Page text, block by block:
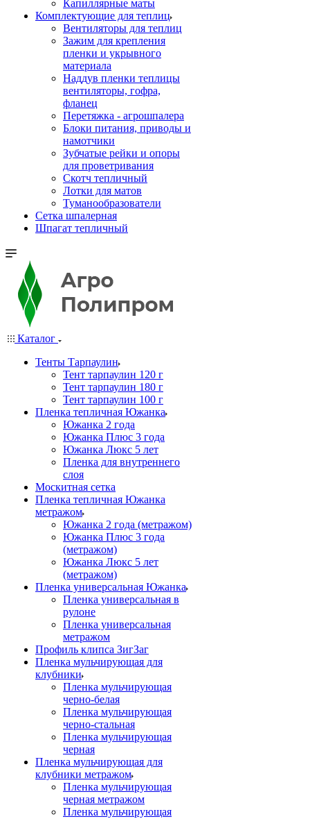
Капиллярные маты
Комплектующие для теплиц
Вентиляторы для теплиц
Зажим для крепления
пленки и укрывного
материала
Наддув пленки теплицы
вентиляторы, гофра,
фланец
Перетяжка - агрошпалера
Блоки питания, приводы и
намотчики
Зубчатые рейки и опоры
для проветривания
Скотч тепличный
Лотки для матов
Туманообразователи
Сетка шпалерная
Шпагат тепличный
Каталог
Тенты Тарпаулин
Тент тарпаулин 120 г
Тент тарпаулин 180 г
Тент тарпаулин 100 г
Пленка тепличная Южанка
Южанка 2 года
Южанка Плюс 3 года
Южанка Люкс 5 лет
Пленка для внутреннего
слоя
Москитная сетка
Пленка тепличная Южанка
метражом
Южанка 2 года (метражом)
Южанка Плюс 3 года
(метражом)
Южанка Люкс 5 лет
(метражом)
Пленка универсальная Южанка
Пленка универсальная в
рулоне
Пленка универсальная
метражом
Профиль клипса ЗигЗаг
Пленка мульчирующая для
клубники
Пленка мульчирующая
черно-белая
Пленка мульчирующая
черно-стальная
Пленка мульчирующая
черная
Пленка мульчирующая для
клубники метражом
Пленка мульчирующая
черная метражом
Пленка мульчирующая